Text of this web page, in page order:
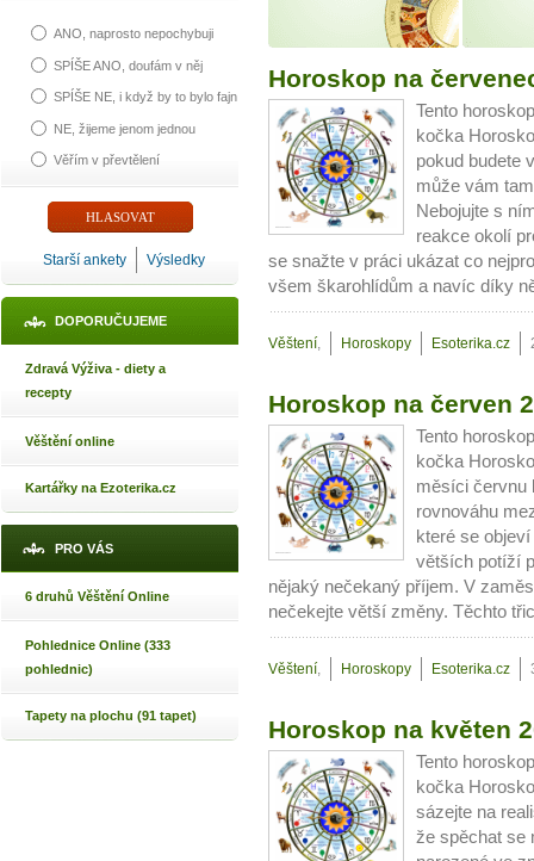
ANO, naprosto nepochybuji
SPÍŠE ANO, doufám v něj
SPÍŠE NE, i když by to bylo fajn
NE, žijeme jenom jednou
Věřím v převtělení
Starší ankety Výsledky
DOPORUČUJEME
Zdravá Výživa - diety a
recepty
Věštění online
Kartářky na Ezoterika.cz
PRO VÁS
6 druhů Věštění Online
Pohlednice Online (333
pohlednic)
Tapety na plochu (91 tapet)
Horoskop na
Tento
kočka
pokud budete
může vám
Nebojujte s
reakce okolí
se snažte v práci ukázat co
všem škarohlídům a navíc díky
Věštení, Horoskopy Esoterika.cz
Horoskop na červen
Tento
kočka
měsíci červnu
rovnováhu
které se
větších potíží
nějaký nečekaný příjem. V
nečekejte větší změny. Těchto
Věštení, Horoskopy Esoterika.cz
Horoskop na květen
Tento
kočka
sázejte na
že spěchat se